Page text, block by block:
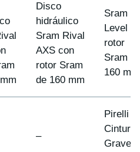
Disco
hidráulico
Sram Rival
AXS con
rotor Sram
de 160 mm
Sram
Level
rotor
Sram
160 mm
–
Pirelli
Gravel